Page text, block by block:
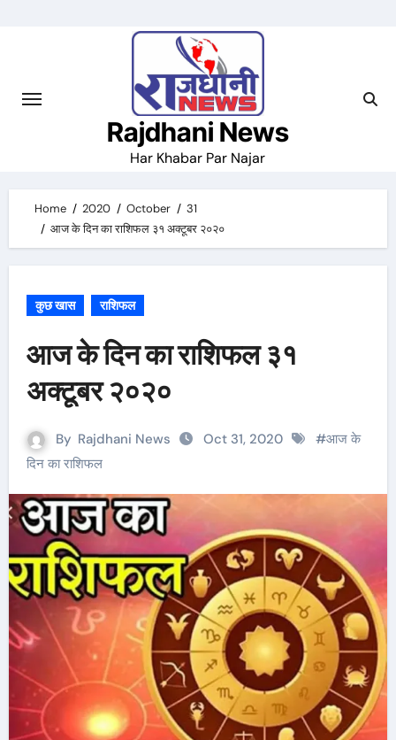
Rajdhani News
Har Khabar Par Najar
Home 2020 October
31
आज के दिन का राशिफल ३१ अक्टूबर २०२०
कुछ खास राशिफल
आज के दिन का राशिफल ३१
अक्टूबर २०२०
By Rajdhani News Oct 31, 2020 #आज के
दिन का राशिफल